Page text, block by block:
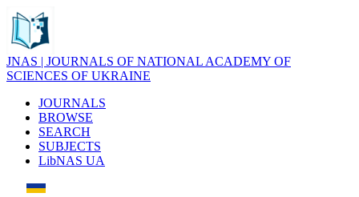
JNAS | JOURNALS OF NATIONAL ACADEMY OF
SCIENCES OF UKRAINE
JOURNALS
BROWSE
SEARCH
SUBJECTS
LibNAS UA